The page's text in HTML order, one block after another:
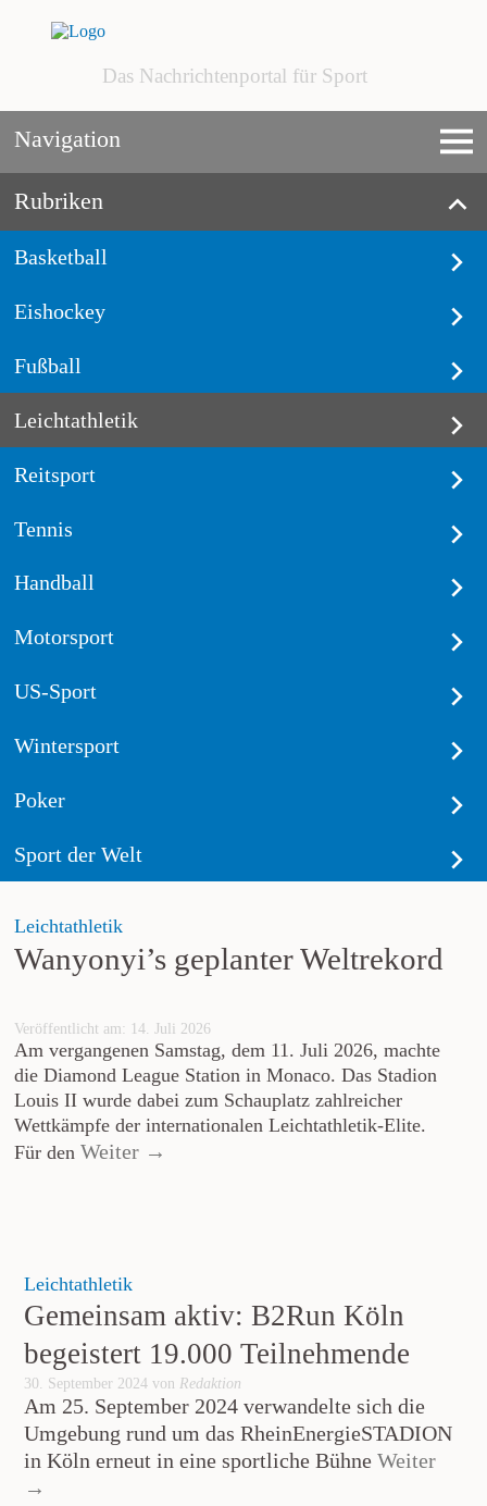
Das Nachrichtenportal für Sport
Navigation
Rubriken
Basketball
Eishockey
Fußball
Leichtathletik
Reitsport
Tennis
Handball
Motorsport
US-Sport
Wintersport
Poker
Sport der Welt
Leichtathletik
Wanyonyi’s geplanter Weltrekord
Veröffentlicht am: 14. Juli 2026
Am vergangenen Samstag, dem 11. Juli 2026, machte
die Diamond League Station in Monaco. Das Stadion
Louis II wurde dabei zum Schauplatz zahlreicher
Wettkämpfe der internationalen Leichtathletik-Elite.
Für den Weiter →
Leichtathletik
Gemeinsam aktiv: B2Run Köln
begeistert 19.000 Teilnehmende
30. September 2024 von Redaktion
Am 25. September 2024 verwandelte sich die
Umgebung rund um das RheinEnergieSTADION
in Köln erneut in eine sportliche BühneWeiter
→